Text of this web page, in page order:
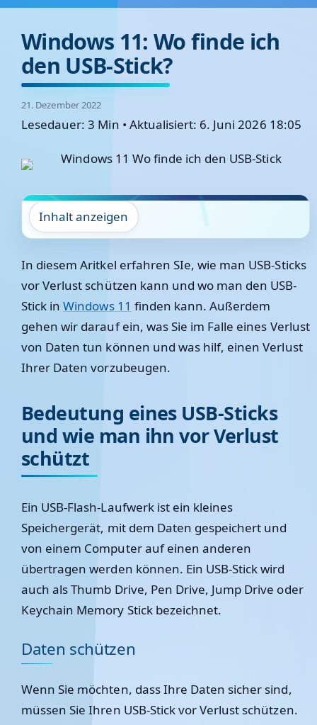
Windows 11: Wo finde ich
den USB-Stick?
21. Dezember 2022
Lesedauer: 3 Min • Aktualisiert: 6. Juni 2026 18:05
Inhalt anzeigen
In diesem Aritkel erfahren SIe, wie man USB-Sticks
vor Verlust schützen kann und wo man den USB-
Stick inWindows 11 finden kann. Außerdem
gehen wir darauf ein, was Sie im Falle eines Verlust
von Daten tun können und was hilf, einen Verlust
Ihrer Daten vorzubeugen.
Bedeutung eines USB-Sticks
und wie man ihn vor Verlust
schützt
Ein USB-Flash-Laufwerk ist ein kleines
Speichergerät, mit dem Daten gespeichert und
von einem Computer auf einen anderen
übertragen werden können. Ein USB-Stick wird
auch als Thumb Drive, Pen Drive, Jump Drive oder
Keychain Memory Stick bezeichnet.
Daten schützen
Wenn Sie möchten, dass Ihre Daten sicher sind,
müssen Sie Ihren USB-Stick vor Verlust schützen.